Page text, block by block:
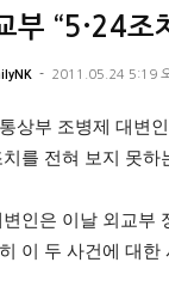
부 “5·24조
- 2011.05.24 5:19
상부 조병제 대변
치를 전혀 보지 못하
인은 이날 외교부
이 두 사건에 대한